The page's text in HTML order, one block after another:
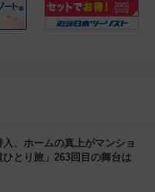
、ホームの真上がマンショ
ひとり旅」263回目の舞台は